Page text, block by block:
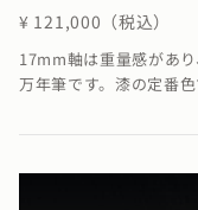
¥ 121,000（税込）
17mm軸は重量感があ
万年筆です。漆の定番
ことで、中国や日本の